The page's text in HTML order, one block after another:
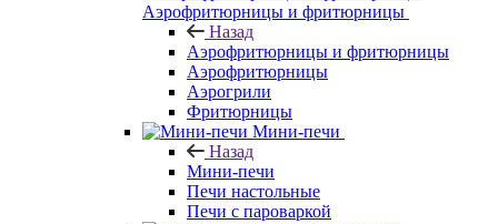
Аэрофритюрницы и фритюрницы
Назад
Аэрофритюрницы и фритюрницы
Аэрофритюрницы
Аэрогрили
Фритюрницы
Мини-печи
Назад
Мини-печи
Печи настольные
Печи с пароваркой